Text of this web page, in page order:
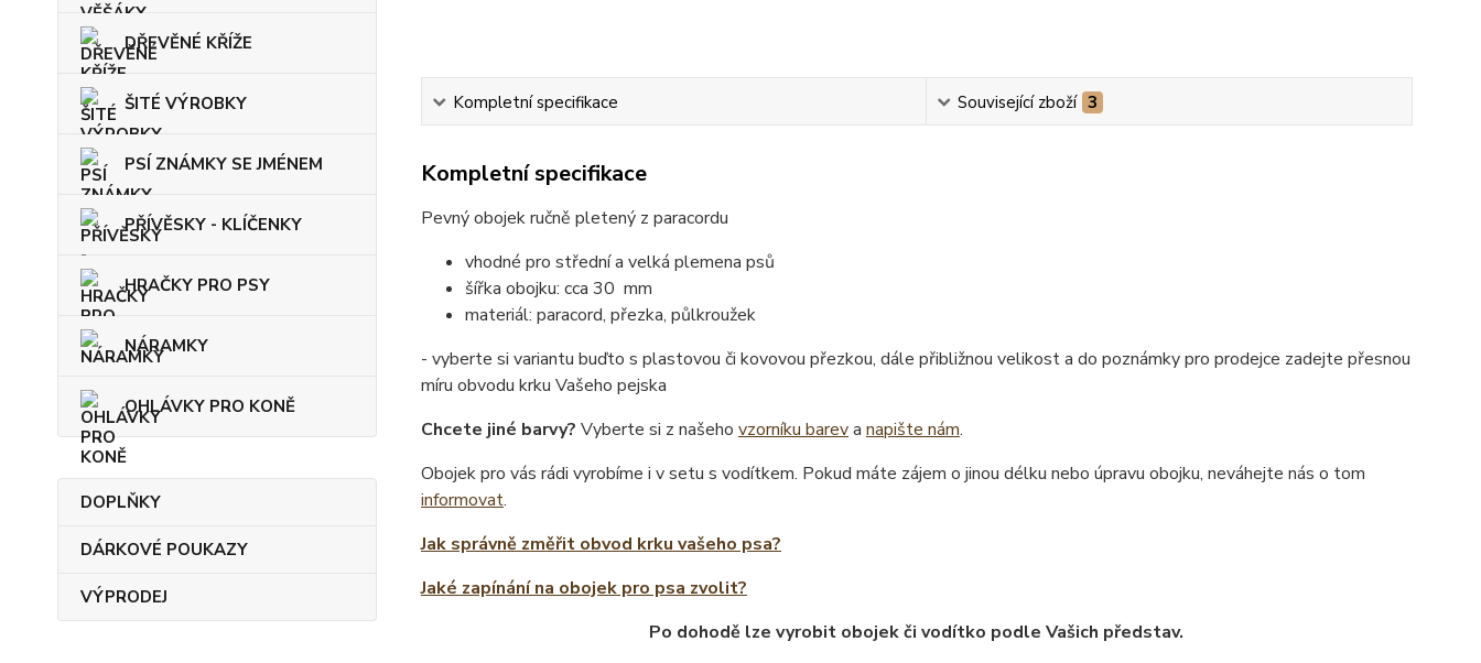
DŘEVĚNÉ KŘÍŽE
ŠITÉ VÝROBKY
PSÍ ZNÁMKY SE JMÉNEM
PŘÍVĚSKY - KLÍČENKY
HRAČKY PRO PSY
NÁRAMKY
OHLÁVKY PRO KONĚ
DOPLŇKY
DÁRKOVÉ POUKAZY
VÝPRODEJ
Kompletní specifikace Související zboží 3
Kompletní specifikace
Pevný obojek ručně pletený z paracordu
vhodné pro střední a velká plemena psů
šířka obojku: cca 30 mm
materiál: paracord, přezka, půlkroužek
- vyberte si variantu buďto s plastovou či kovovou přezkou, dále přibližnou velikost a do poznámky pro prodejce zadejte přesnou
míru obvodu krku Vašeho pejska
Chcete jiné barvy? Vyberte si z našeho vzorníku bareva napište nám.
Obojek pro vás rádi vyrobíme i v setu s vodítkem. Pokud máte zájem o jinou délku nebo úpravu obojku, neváhejte nás o tom
informovat.
Jak správně změřit obvod krku vašeho psa?
Jaké zapínání na obojek pro psa zvolit?
Po dohodě lze vyrobit obojek či vodítko podle Vašich představ.